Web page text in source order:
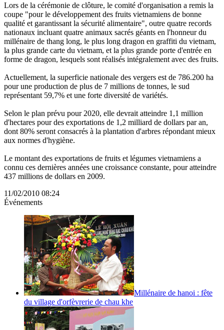
Lors de la cérémonie de clôture, le comité d'organisation a remis la
coupe "pour le développement des fruits vietnamiens de bonne
qualité et garantissant la sécurité alimentaire", outre quatre records
nationaux incluant quatre animaux sacrés géants en l'honneur du
millénaire de thang long, le plus long dragon en graffiti du vietnam,
la plus grande carte du vietnam, et la plus grande porte d'entrée en
forme de dragon, lesquels sont réalisés intégralement avec des fruits.
Actuellement, la superficie nationale des vergers est de 786.200 ha
pour une production de plus de 7 millions de tonnes, le sud
représentant 59,7% et une forte diversité de variétés.
Selon le plan prévu pour 2020, elle devrait atteindre 1,1 million
d'hectares pour des exportations de 1,2 milliard de dollars par an,
dont 80% seront consacrés à la plantation d'arbres répondant mieux
aux normes d'hygiène.
Le montant des exportations de fruits et légumes vietnamiens a
connu ces dernières années une croissance constante, pour atteindre
437 millions de dollars en 2009.
11/02/2010 08:24
Événements
Millénaire de hanoi : fête
du village d'orfèvrerie de chau khe